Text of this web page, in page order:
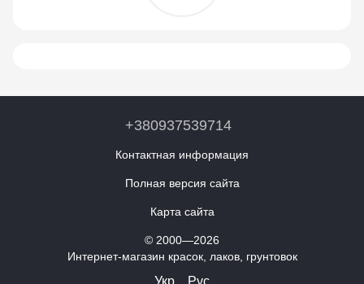
+380937539714
Контактная информация
Полная версия сайта
Карта сайта
© 2000—2026
Интернет-магазин красок, лаков, грунтовок
Укр Рус